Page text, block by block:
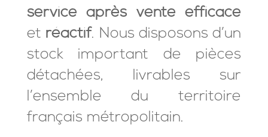
service après vente
efficace
et réactif. Nous disposons d’un
stock important de pièces
détachées, livrables sur
l’ensemble du territoire
français métropolitain.